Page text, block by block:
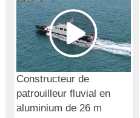
Constructeur de
patrouilleur fluvial en
aluminium de 26 m